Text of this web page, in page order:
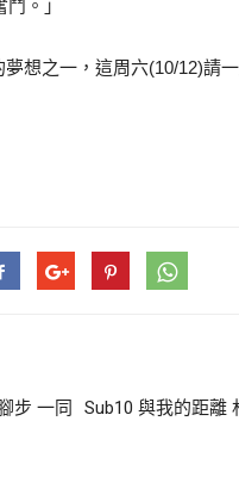
。」
想之一，這周六(10/12)請
步 一同
Sub10 與我的距離